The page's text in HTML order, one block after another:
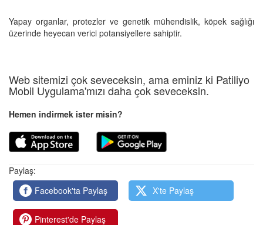
Yapay organlar, protezler ve genetik mühendislik, köpek sağlığı
üzerinde heyecan verici potansiyellere sahiptir.
Web sitemizi çok seveceksin, ama eminiz ki Patiliyo
Mobil Uygulama'mızı daha çok seveceksin.
Hemen indirmek ister misin?
Paylaş:
Facebook'ta Paylaş
X'te Paylaş
Pinterest'de Paylaş